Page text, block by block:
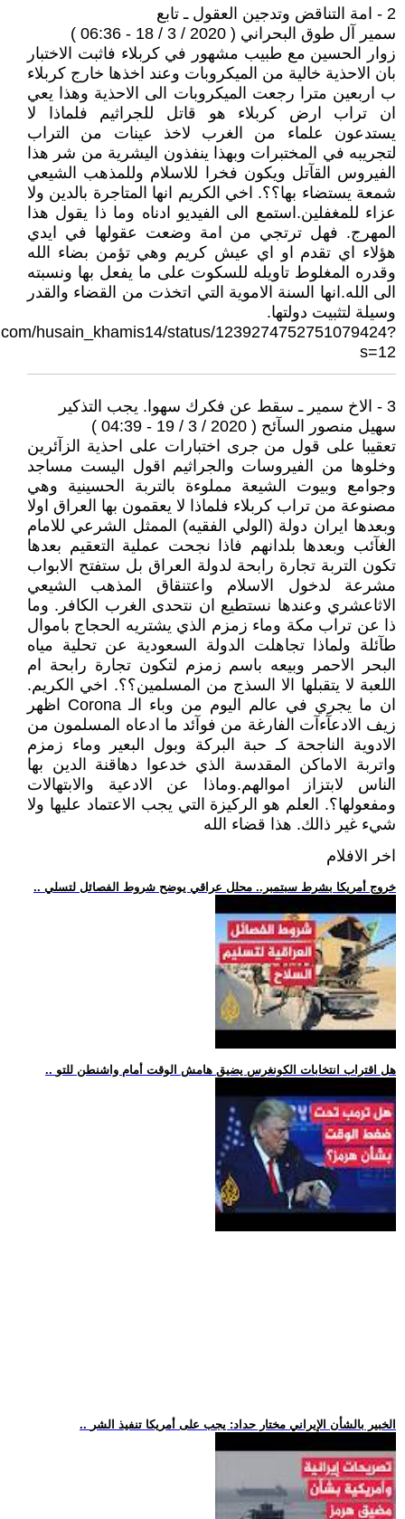
2 - امة التناقض وتدجين العقول ـ تابع
سمير آل طوق البحراني ( 2020 / 3 / 18 - 06:36 )
زوار الحسين مع طبيب مشهور في كربلاء فاثبت الاختبار
بان الاحذية خالية من الميكروبات وعند اخذها خارج كربلاء
ب اربعين مترا رجعت الميكروبات الى الاحذية وهذا يعي
ان تراب ارض كربلاء هو قاتل للجراثيم فلماذا لا
يستدعون علماء من الغرب لاخذ عينات من التراب
لتجريبه في المختبرات وبهذا ينفذون اليشرية من شر هذا
الفيروس القآتل ويكون فخرا للاسلام وللمذهب الشيعي
شمعة يستضاء بها؟؟. اخي الكريم انها المتاجرة بالدين ولا
عزاء للمغفلين.استمع الى الفيديو ادناه وما ذا يقول هذا
المهرج. فهل ترتجي من امة وضعت عقولها في ايدي
هؤلاء اي تقدم او اي عيش كريم وهي تؤمن بضاء الله
وقدره المغلوط تاويله للسكوت على ما يفعل بها ونسبته
الى الله.انها السنة الاموية التي اتخذت من القضاء والقدر
وسيلة لتثبيت دولتها.
husain_khamis14/status/1239274752751079424?
s=12
3 - الاخ سمير ـ سقط عن فكرك سهوا. يجب التذكير
سهيل منصور السآئح ( 2020 / 3 / 19 - 04:39 )
تعقيبا على قول من جرى اختبارات على احذية الزآئرين
وخلوها من الفيروسات والجراثيم اقول اليست مساجد
وجوامع وبيوت الشيعة مملوءة بالتربة الحسينية وهي
مصنوعة من تراب كربلاء فلماذا لا يعقمون بها العراق اولا
وبعدها ايران دولة (الولي الفقيه) الممثل الشرعي للامام
الغآئب وبعدها بلدانهم فاذا نجحت عملية التعقيم بعدها
تكون التربة تجارة رابحة لدولة العراق بل ستفتح الابواب
مشرعة لدخول الاسلام واعتنقاق المذهب الشيعي
الاثاعشري وعندها نستطيع ان نتحدى الغرب الكافر. وما
ذا عن تراب مكة وماء زمزم الذي يشتريه الحجاج باموال
طآئلة ولماذا تجاهلت الدولة السعودية عن تحلية مياه
البحر الاحمر وبيعه باسم زمزم لتكون تجارة رابحة ام
اللعبة لا يتقبلها الا السذج من المسلمين؟؟. اخي الكريم.
ان ما يجري في عالم اليوم من وباء الـ Corona اظهر
زيف الادعآءآت الفارغة من فوآئد ما ادعاه المسلمون من
الادوية الناجحة كـ حبة البركة وبول البعير وماء زمزم
واتربة الاماكن المقدسة الذي خدعوا دهاقنة الدين بها
الناس لابتزاز اموالهم.وماذا عن الادعية والابتهالات
ومفعولها؟. العلم هو الركيزة التي يجب الاعتماد عليها ولا
شيء غير ذالك. هذا قضاء الله
اخر الافلام
.. خروج أمريكا بشرط سبتمبر.. محلل عراقي يوضح شروط الفصائل لتسلي
.. هل اقتراب انتخابات الكونغرس يضيق هامش الوقت أمام واشنطن للتو
.. الخبير بالشأن الإيراني مختار حداد: يجب على أمريكا تنفيذ الشر